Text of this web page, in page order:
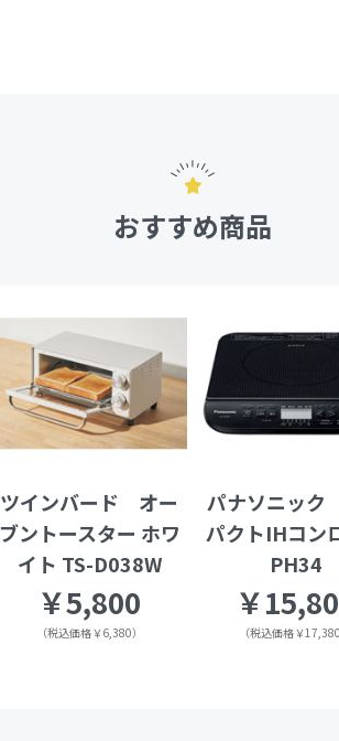
おすすめ商品
ツインバード オー
ブントースター ホワ
イト TS-D038W
￥5,800
（税込価格￥6,380）
パナソニッ
パクトIHコン
PH34
￥
（税込価格￥17,380